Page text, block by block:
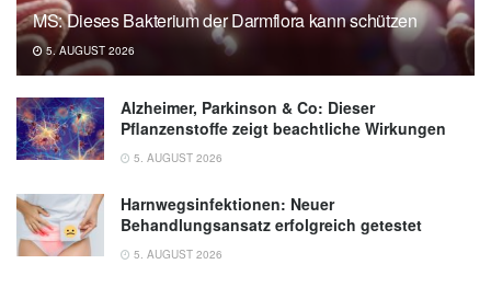
MS: Dieses Bakterium der Darmflora kann schützen
5. AUGUST 2026
Alzheimer, Parkinson & Co: Dieser
Pflanzenstoffe zeigt beachtliche Wirkungen
5. AUGUST 2026
Harnwegsinfektionen: Neuer
Behandlungsansatz erfolgreich getestet
5. AUGUST 2026